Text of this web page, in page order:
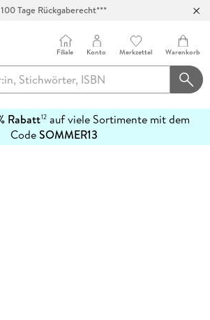
100 Tage Rückgaberecht***
Filiale Konto Merkzettel Warenkorb
Rabatt12auf viele Sortimente mit dem
CodeSOMMER13